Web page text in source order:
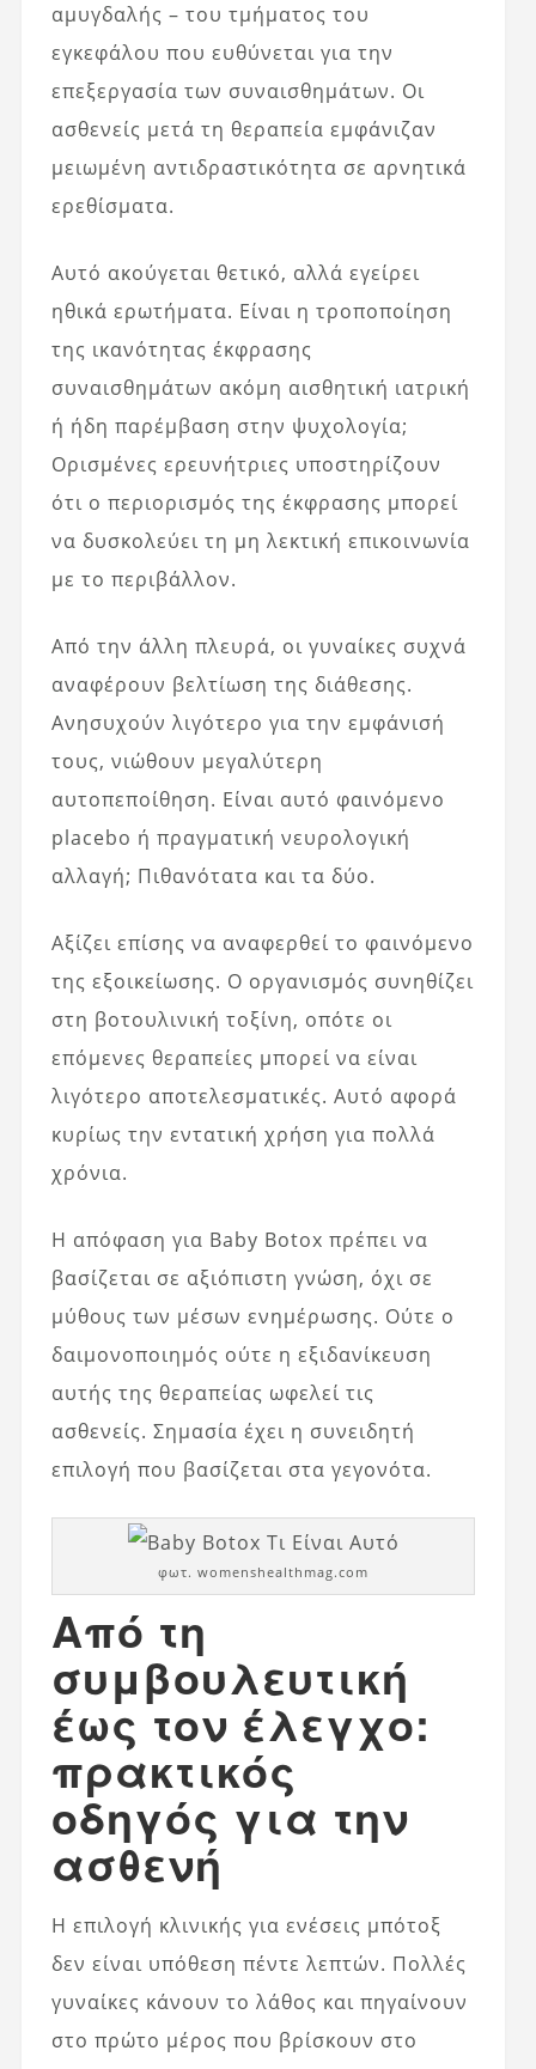
αμυγδαλής – του τμήματος του
εγκεφάλου που ευθύνεται για την
επεξεργασία των συναισθημάτων. Οι
ασθενείς μετά τη θεραπεία εμφάνιζαν
μειωμένη αντιδραστικότητα σε αρνητικά
ερεθίσματα.
Αυτό ακούγεται θετικό, αλλά εγείρει
ηθικά ερωτήματα. Είναι η τροποποίηση
της ικανότητας έκφρασης
συναισθημάτων ακόμη αισθητική ιατρική
ή ήδη παρέμβαση στην ψυχολογία;
Ορισμένες ερευνήτριες υποστηρίζουν
ότι ο περιορισμός της έκφρασης μπορεί
να δυσκολεύει τη μη λεκτική επικοινωνία
με το περιβάλλον.
Από την άλλη πλευρά, οι γυναίκες συχνά
αναφέρουν βελτίωση της διάθεσης.
Ανησυχούν λιγότερο για την εμφάνισή
τους, νιώθουν μεγαλύτερη
αυτοπεποίθηση. Είναι αυτό φαινόμενο
placebo ή πραγματική νευρολογική
αλλαγή; Πιθανότατα και τα δύο.
Αξίζει επίσης να αναφερθεί το φαινόμενο
της εξοικείωσης. Ο οργανισμός συνηθίζει
στη βοτουλινική τοξίνη, οπότε οι
επόμενες θεραπείες μπορεί να είναι
λιγότερο αποτελεσματικές. Αυτό αφορά
κυρίως την εντατική χρήση για πολλά
χρόνια.
Η απόφαση για Baby Botox πρέπει να
βασίζεται σε αξιόπιστη γνώση, όχι σε
μύθους των μέσων ενημέρωσης. Ούτε ο
δαιμονοποιημός ούτε η εξιδανίκευση
αυτής της θεραπείας ωφελεί τις
ασθενείς. Σημασία έχει η συνειδητή
επιλογή που βασίζεται στα γεγονότα.
φωτ. womenshealthmag.com
Από τη
συμβουλευτική
έως τον έλεγχο:
πρακτικός
οδηγός για την
ασθενή
Η επιλογή κλινικής για ενέσεις μπότοξ
δεν είναι υπόθεση πέντε λεπτών. Πολλές
γυναίκες κάνουν το λάθος και πηγαίνουν
στο πρώτο μέρος που βρίσκουν στο